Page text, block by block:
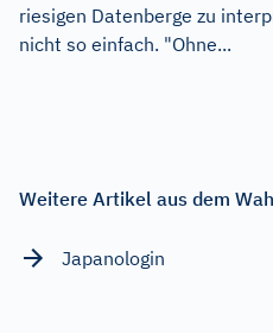
riesigen Datenberge zu
nicht so einfach. "Ohne...
Weitere Artikel aus dem
Japanologin